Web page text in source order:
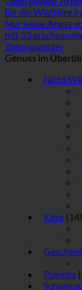
für die Wildtiere
Nur keine Angst
mit 33
Tötungsgatter
Genuss im
Nicht
Käse (14)
Polenta